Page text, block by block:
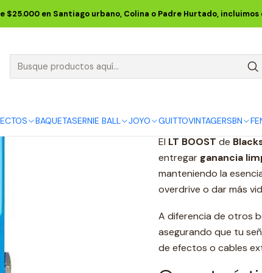
BAQUETASERNIE BALL JOYO GUITTOVINTAGERSBN
$25.000 en Santiago urbano, Colina o Padre Hurtado, incluimos
EFECTOS Pedales de Guitarra Boosters, Overdrives y
Pedal LT
DESCRIPCIÓN
El LT BOOST de
entregar ganancia
manteniendo la
overdrive o dar más
A diferencia de otros
asegurando que tu
de efectos o cables